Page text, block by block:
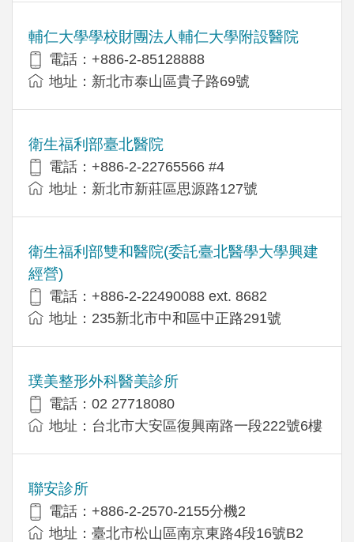
輔仁大學學校財團法人輔仁大學附設醫院
電話：+886-2-85128888
地址：新北市泰山區貴子路69號
衛生福利部臺北醫院
電話：+886-2-22765566 #4
地址：新北市新莊區思源路127號
衛生福利部雙和醫院(委託臺北醫學大學興建
經營)
電話：+​886-2-22490088 ext. 8682
地址：​235新北市中和區中正路291號
璞美整形外科醫美診所
電話：02 27718080
地址：台北市大安區復興南路一段222號6樓
聯安診所
電話：+886-2-2570-2155分機2
地址：臺北市松山區南京東路4段16號B2